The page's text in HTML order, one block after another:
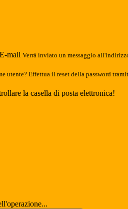
E-mail Verrà inviato un messaggio
utente? Effettua il reset della password
la casella di posta elettronica!